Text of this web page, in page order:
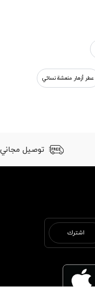
عطر أزهار منعشة نسائي
توصيل مجاني
اشترك